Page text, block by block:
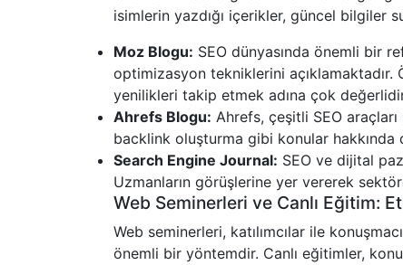
isimlerin yazdığı içerikler, güncel bilgiler
Moz Blogu: SEO dünyasında önemli bir
optimizasyon tekniklerini açıklamaktadır.
yenilikleri takip etmek adına çok
Ahrefs Blogu: Ahrefs, çeşitli SEO
backlink oluşturma gibi konular hakkında
Search Engine Journal: SEO ve dijital
Uzmanların görüşlerine yer vererek
Web Seminerleri ve Canlı Eğitim:
Web seminerleri, katılımcılar ile
önemli bir yöntemdir. Canlı eğitimler,